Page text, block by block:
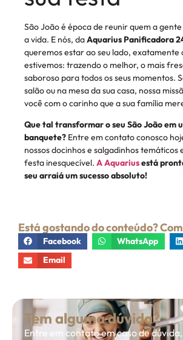
São João é época de reunir quem a
a vida. E nós, daAquarius Panificadora
queremos estar ao seu lado, exatamente
estivemos: trazendo o melhor, o mais
saboroso para todos os seus momentos.
salão ou na mesa da sua casa, nossa
você com o carinho que a sua família
Que tal transformar o seu São João em
banquete? Entre em contato conosco
nossos docinhos e salgadinhos temáticos
festa inesquecível. A Aquariusestá
seu arraiá um sucesso absoluto!
Está gostando do conteúdo?
Facebook WhatsApp
Email
Tem alguma dúvida?
Entre em contato em caso de